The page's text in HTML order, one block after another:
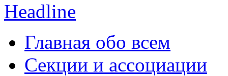
Главная обо всем
Секции и ассоциации